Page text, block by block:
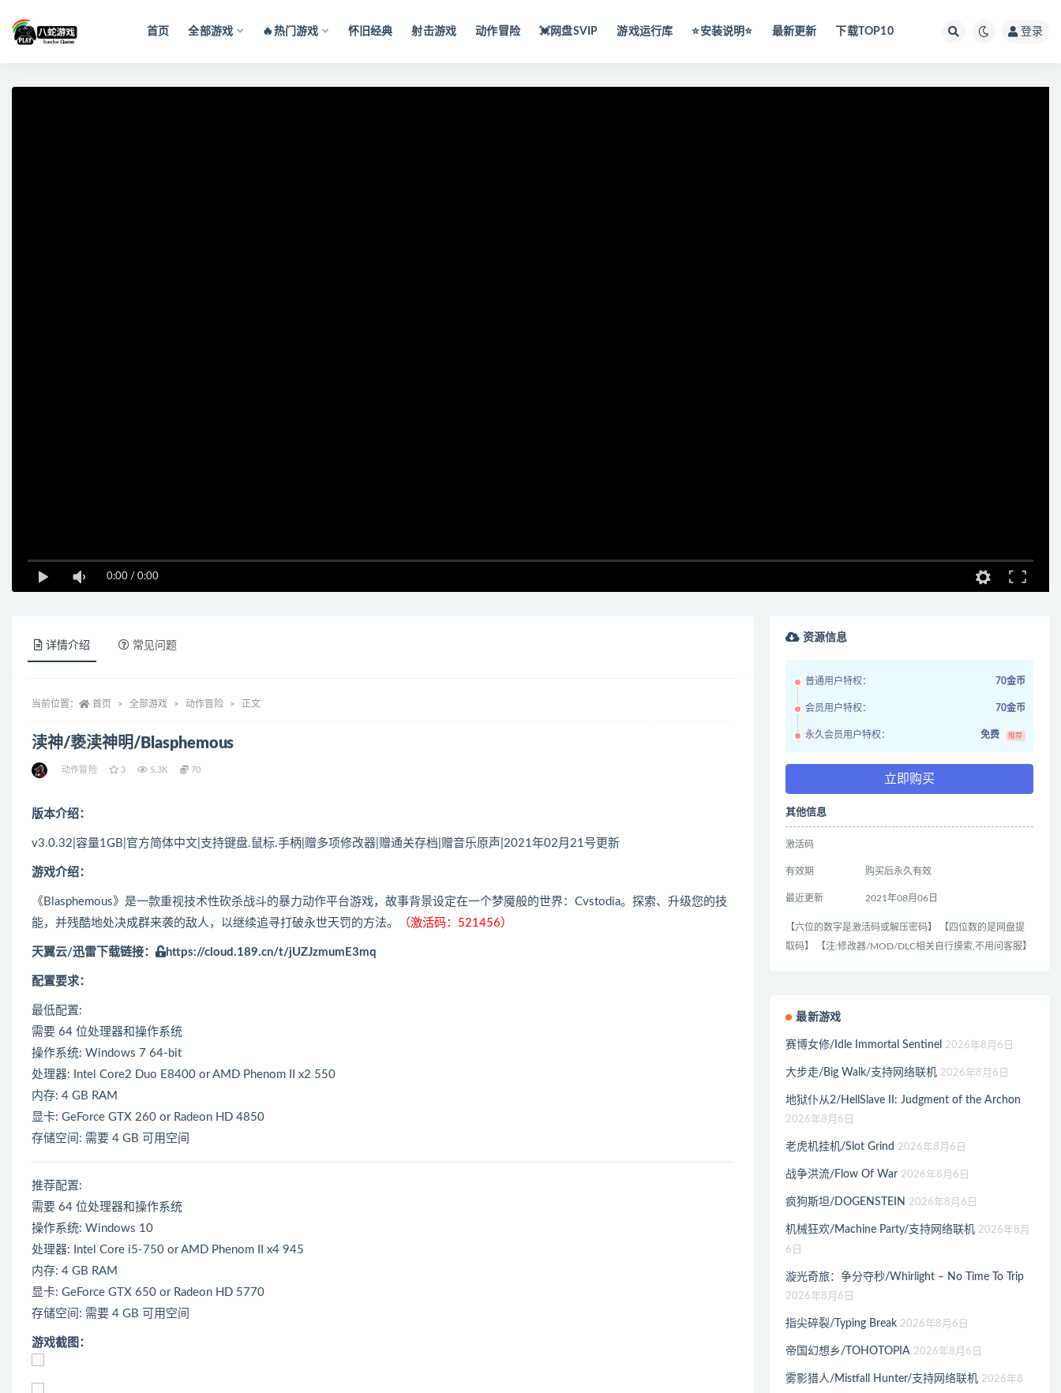
首页 全部游戏 🔥热门游戏 怀旧经典 射击游戏 动作冒险 💓网盘SVIP 游戏运行库 ⭐️安装说明⭐️ 最新更新 下载TOP10 登录
0:00 / 0:00
详情介绍 常见问题
当前位置： 首页 全部游戏 动作冒险 正文
渎神/亵渎神明/Blasphemous
动作冒险 3 5.3K 70
版本介绍：
v3.0.32|容量1GB|官方简体中文|支持键盘.鼠标.手柄|赠多项修改器|赠通关存档|赠音乐原声|2021年02月21号更新
游戏介绍：
《Blasphemous》是一款重视技术性砍杀战斗的暴力动作平台游戏，故事背景设定在一个梦魇般的世界：Cvstodia。探索、升级您的技
能，并残酷地处决成群来袭的敌人，以继续追寻打破永世天罚的方法。
（激活码：521456）
天翼云/迅雷下载链接： https://cloud.189.cn/t/jUZJzmumE3mq
配置要求：
最低配置:
需要 64 位处理器和操作系统
操作系统: Windows 7 64-bit
处理器: Intel Core2 Duo E8400 or AMD Phenom II x2 550
内存: 4 GB RAM
显卡: GeForce GTX 260 or Radeon HD 4850
存储空间: 需要 4 GB 可用空间
推荐配置:
需要 64 位处理器和操作系统
操作系统: Windows 10
处理器: Intel Core i5-750 or AMD Phenom II x4 945
内存: 4 GB RAM
显卡: GeForce GTX 650 or Radeon HD 5770
存储空间: 需要 4 GB 可用空间
游戏截图：
资源信息
普通用户特权： 70金币
会员用户特权： 70金币
永久会员用户特权： 免费 推荐
立即购买
其他信息
激活码
有效期 购买后永久有效
最近更新 2021年08月06日
【六位的数字是激活码或解压密码】 【四位数的是网盘提
取码】 【注:修改器/MOD/DLC相关自行摸索,不用问客服】
最新游戏
赛博女修/Idle Immortal Sentinel 2026年8月6日
大步走/Big Walk/支持网络联机 2026年8月6日
地狱仆从2/HellSlave II: Judgment of the Archon
2026年8月6日
老虎机挂机/Slot Grind 2026年8月6日
战争洪流/Flow Of War 2026年8月6日
疯狗斯坦/DOGENSTEIN 2026年8月6日
机械狂欢/Machine Party/支持网络联机 2026年8月
6日
漩光奇旅：争分夺秒/Whirlight – No Time To Trip
2026年8月6日
指尖碎裂/Typing Break 2026年8月6日
帝国幻想乡/TOHOTOPIA 2026年8月6日
雾影猎人/Mistfall Hunter/支持网络联机 2026年8